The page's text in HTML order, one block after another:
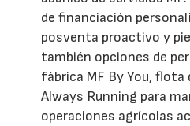
de financiación
posventa proactivo y
también opciones de
fábrica MF By You, flota
Always Running para
operaciones agrícolas